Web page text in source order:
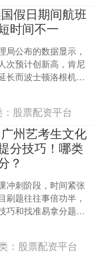
假日期间航班
时间不一
局公布的数据显示，
次预计创新高，肯尼
长而波士顿洛根机场
空等航空公司敦促乘
控下的....
股票配资平台
州艺考生文化
分技巧！哪类
？
冲刺阶段，时间紧张
刷题往往事倍功半，
巧和找准易拿分题型
长期专注专业课，文
冲刺时....
： 股票配资平台